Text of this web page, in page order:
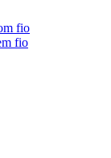
fio
fio